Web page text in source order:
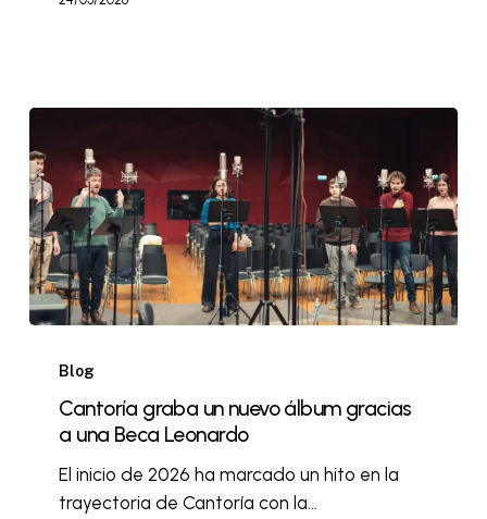
Blog
Cantoría graba un nuevo álbum gracias
a una Beca Leonardo
El inicio de 2026 ha marcado un hito en la
trayectoria de Cantoría con la…